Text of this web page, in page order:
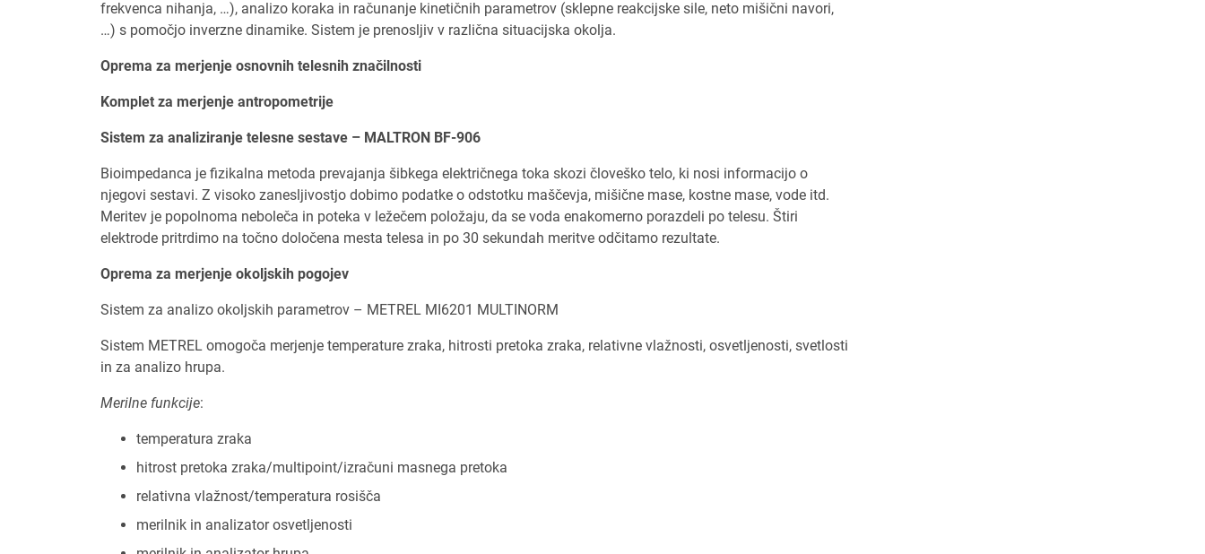
frekvenca nihanja, …), analizo koraka in računanje kinetičnih parametrov (sklepne reakcijske sile, neto mišični navori,
…) s pomočjo inverzne dinamike. Sistem je prenosljiv v različna situacijska okolja.
Oprema za merjenje osnovnih telesnih značilnosti
Komplet za merjenje antropometrije
Sistem za analiziranje telesne sestave – MALTRON BF-906
Bioimpedanca je fizikalna metoda prevajanja šibkega električnega toka skozi človeško telo, ki nosi informacijo o
njegovi sestavi. Z visoko zanesljivostjo dobimo podatke o odstotku maščevja, mišične mase, kostne mase, vode itd.
Meritev je popolnoma neboleča in poteka v ležečem položaju, da se voda enakomerno porazdeli po telesu. Štiri
elektrode pritrdimo na točno določena mesta telesa in po 30 sekundah meritve odčitamo rezultate.
Oprema za merjenje okoljskih pogojev
Sistem za analizo okoljskih parametrov – METREL MI6201 MULTINORM
Sistem METREL omogoča merjenje temperature zraka, hitrosti pretoka zraka, relativne vlažnosti, osvetljenosti, svetlosti
in za analizo hrupa.
Merilne funkcije:
temperatura zraka
hitrost pretoka zraka/multipoint/izračuni masnega pretoka
relativna vlažnost/temperatura rosišča
merilnik in analizator osvetljenosti